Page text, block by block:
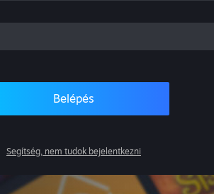
Belépés
Segítség, nem tudok bejelentkezni